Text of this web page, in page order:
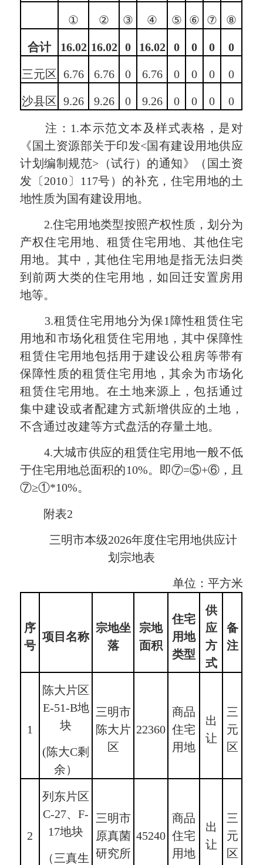
① ② ③ ④ ⑤ ⑥ ⑦ ⑧
合计 16.02 16.02 0 16.02 0 0 0 0
三元区 6.76 6.76 0 6.76 0 0 0 0
沙县区 9.26 9.26 0 9.26 0 0 0 0
注：1.本示范文本及样式表格，是对
《国土资源部关于印发<国有建设用地供应
计划编制规范>（试行）的通知》（国土资
发〔2010〕117号）的补充，住宅用地的土
地性质为国有建设用地。
2.住宅用地类型按照产权性质，划分为
产权住宅用地、租赁住宅用地、其他住宅
用地。其中，其他住宅用地是指无法归类
到前两大类的住宅用地，如回迁安置房用
地等。
3.租赁住宅用地分为保1障性租赁住宅
用地和市场化租赁住宅用地，其中保障性
租赁住宅用地包括用于建设公租房等带有
保障性质的租赁住宅用地，其余为市场化
租赁住宅用地。在土地来源上，包括通过
集中建设或者配建方式新增供应的土地，
不含通过改建等方式盘活的存量土地。
4.大城市供应的租赁住宅用地一般不低
于住宅用地总面积的10%。即⑦=⑤+⑥，且
⑦≥①*10%。
附表2
三明市本级2026年度住宅用地供应计
划宗地表
单位：平方米
序
号
项目名称
宗地坐
落
宗地
面积
住宅
用地
类型
供
应
方
式
备
注
1
陈大片区
E-51-B地
块
(陈大C剩
余）
三明市
陈大片
区
22360
商品
住宅
用地
出
让
三
元
区
2
列东片区
C-27、F-
17地块
（三真生
三明市
原真菌
研究所
45240
商品
住宅
用地
出
让
三
元
区